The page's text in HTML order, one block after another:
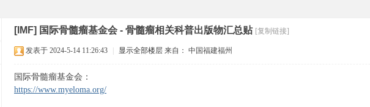
›
[IMF] 国际骨髓瘤基金会 - 骨髓瘤相关科普出版物汇总贴 [复制链接]
发表于 2024-5-14 11:26:43 显示全部楼层 来自： 中国福建福州
国际骨髓瘤基金会：
https://www.myeloma.org/